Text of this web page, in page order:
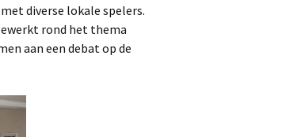
diverse lokale spelers.
rond het thema
aan een debat op de